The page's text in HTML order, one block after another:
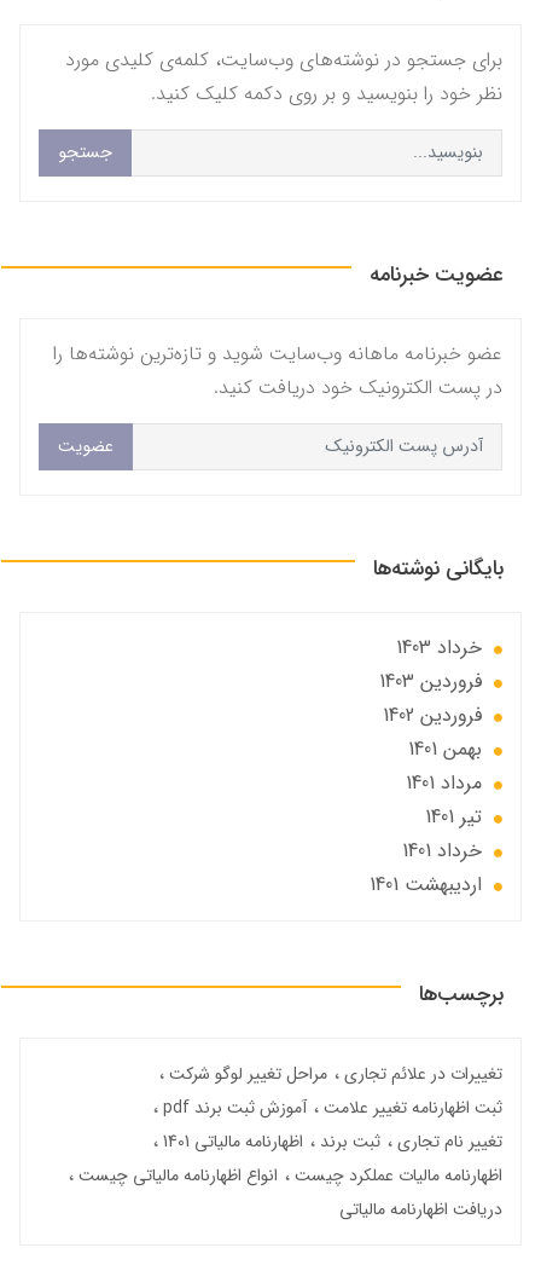
برای جستجو در نوشته‌های وب‌سایت، کلمه‌ی کلیدی مورد
نظر خود را بنویسید و بر روی دکمه کلیک کنید.
جستجو
عضویت خبرنامه
عضو خبرنامه ماهانه وب‌سایت شوید و تازه‌ترین نوشته‌ها را
در پست الکترونیک خود دریافت کنید.
عضویت
بایگانی نوشته‌ها
خرداد 1403
فروردین 1403
فروردین 1402
بهمن 1401
مرداد 1401
تير 1401
خرداد 1401
ارديبهشت 1401
برچسب‌ها
تغییرات در علائم تجاری
مراحل تغییر لوگو شرکت
ثبت اظهارنامه تغییر علامت
آموزش ثبت برند pdf
تغییر نام تجاری
ثبت برند
اظهارنامه مالیاتی 1401
اظهارنامه مالیات عملکرد چیست
انواع اظهارنامه مالیاتی چیست
دریافت اظهارنامه مالیاتی